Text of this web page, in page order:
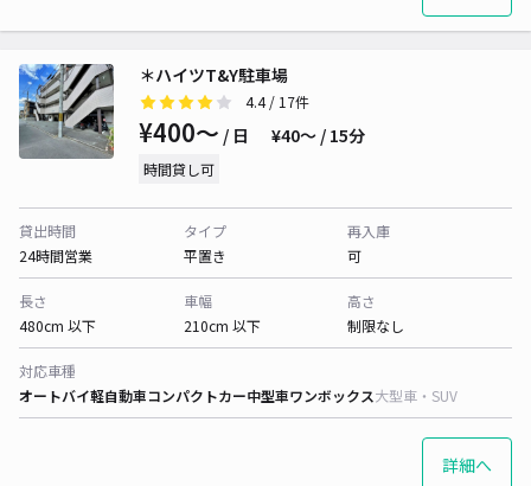
＊ハイツT&Y駐車場
4.4/ 17件
¥400〜 / 日 ¥40〜 / 15分
時間貸し可
貸出時間
24時間営業
タイプ
平置き
再入庫
可
長さ
480cm 以下
車幅
210cm 以下
高さ
制限なし
対応車種
オートバイ軽自動車コンパクトカー中型車ワンボックス大型車・SUV
詳細へ